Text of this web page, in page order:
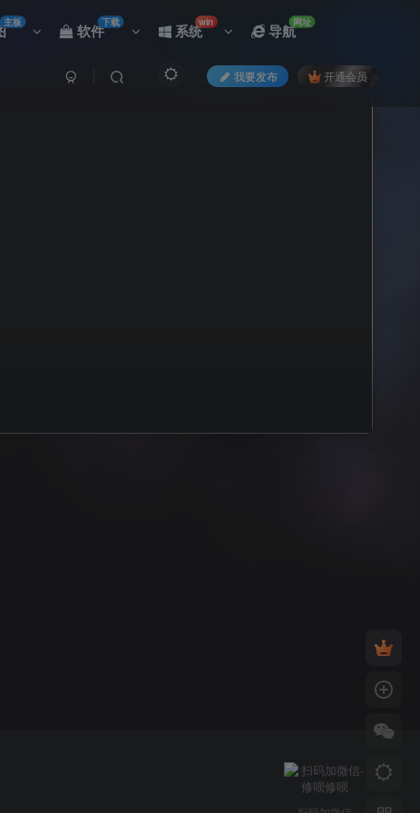
主板 软件下载 系统win 导航网址
我要发布 开通会员